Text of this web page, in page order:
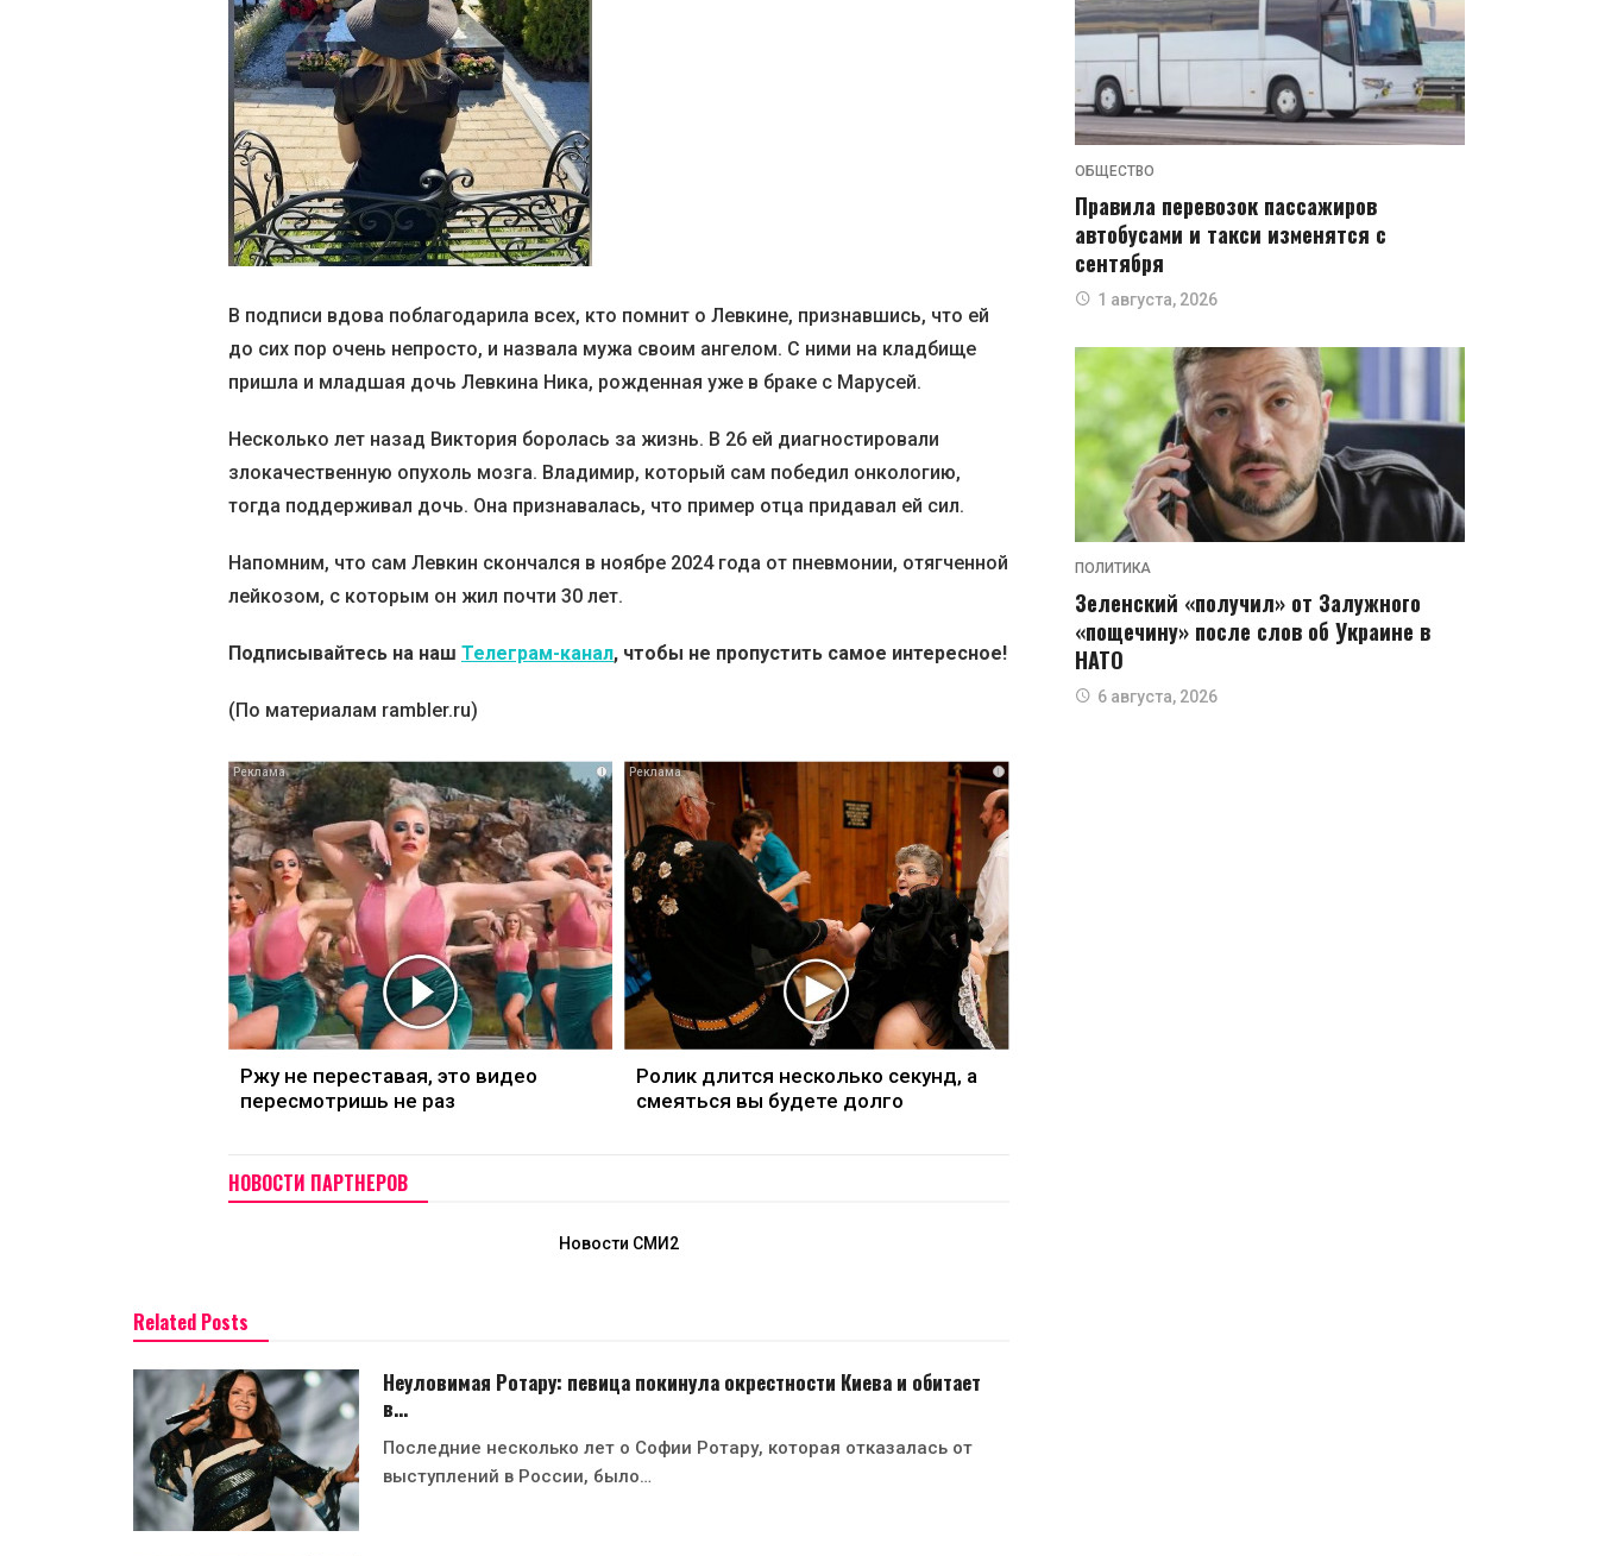
В подписи вдова поблагодарила всех, кто помнит о Левкине, признавшись, что ей
до сих пор очень непросто, и назвала мужа своим ангелом. С ними на кладбище
пришла и младшая дочь Левкина Ника, рожденная уже в браке с Марусей.
Несколько лет назад Виктория боролась за жизнь. В 26 ей диагностировали
злокачественную опухоль мозга. Владимир, который сам победил онкологию,
тогда поддерживал дочь. Она признавалась, что пример отца придавал ей сил.
Напомним, что сам Левкин скончался в ноябре 2024 года от пневмонии, отягченной
лейкозом, с которым он жил почти 30 лет.
Подписывайтесь на наш Телеграм-канал, чтобы не пропустить самое интересное!
(По материалам rambler.ru)
i
Ржу не переставая, это видео
пересмотришь не раз
i
Ролик длится несколько секунд, а
смеяться вы будете долго
НОВОСТИ ПАРТНЕРОВ
Новости СМИ2
Related Posts
Неуловимая Ротару: певица покинула окрестности Киева и обитает
в…
Последние несколько лет о Софии Ротару, которая отказалась от
выступлений в России, было…
ОБЩЕСТВО
Правила перевозок пассажиров
автобусами и такси изменятся с
сентября
1 августа, 2026
ПОЛИТИКА
Зеленский «получил» от Залужного
«пощечину» после слов об Украине в
НАТО
6 августа, 2026